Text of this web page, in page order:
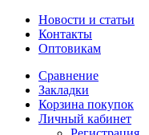
Новости и статьи
Контакты
Оптовикам
Сравнение
Закладки
Корзина покупок
Личный кабинет